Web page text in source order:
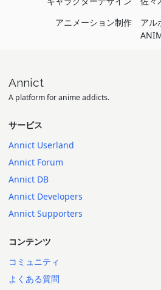
アニメーション制作
アル
Annict
A platform for anime addicts.
サービス
Annict Userland
Annict Forum
Annict DB
Annict Developers
Annict Supporters
コンテンツ
コミュニティ
よくある質問